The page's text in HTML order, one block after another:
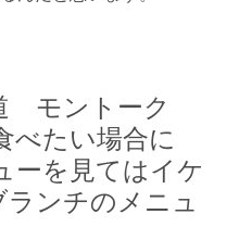
モントーク
べたい場合に
ーを見てはイケ
ンチのメニュ